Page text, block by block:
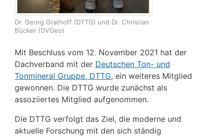
Dr. Georg Grathoff (DTTG) und Dr. Christian
Bücker (DVGeo)
Mit Beschluss vom 12. November 2021 hat der
Dachverband mit der Deutschen Ton- und
Tonmineral Gruppe, DTTG, ein weiteres Mitglied
gewonnen. Die DTTG wurde zunächst als
assoziiertes Mitglied aufgenommen.
Die DTTG verfolgt das Ziel, die moderne und
aktuelle Forschung mit den sich ständig